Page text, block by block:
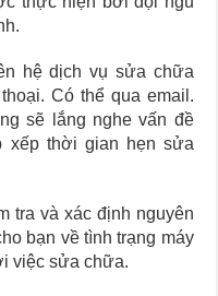
hệ dịch vụ sửa chữa
Có thể qua email.
sẽ lắng nghe vấn đề
xếp thời gian hẹn sửa
tra và xác định nguyên
bạn về tình trạng máy
việc sửa chữa.